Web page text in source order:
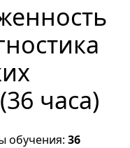
часа)
обучения: 36